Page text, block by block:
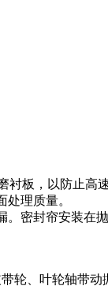
板，以防止高
理质量。
密封帘安装在
轮、叶轮轴带